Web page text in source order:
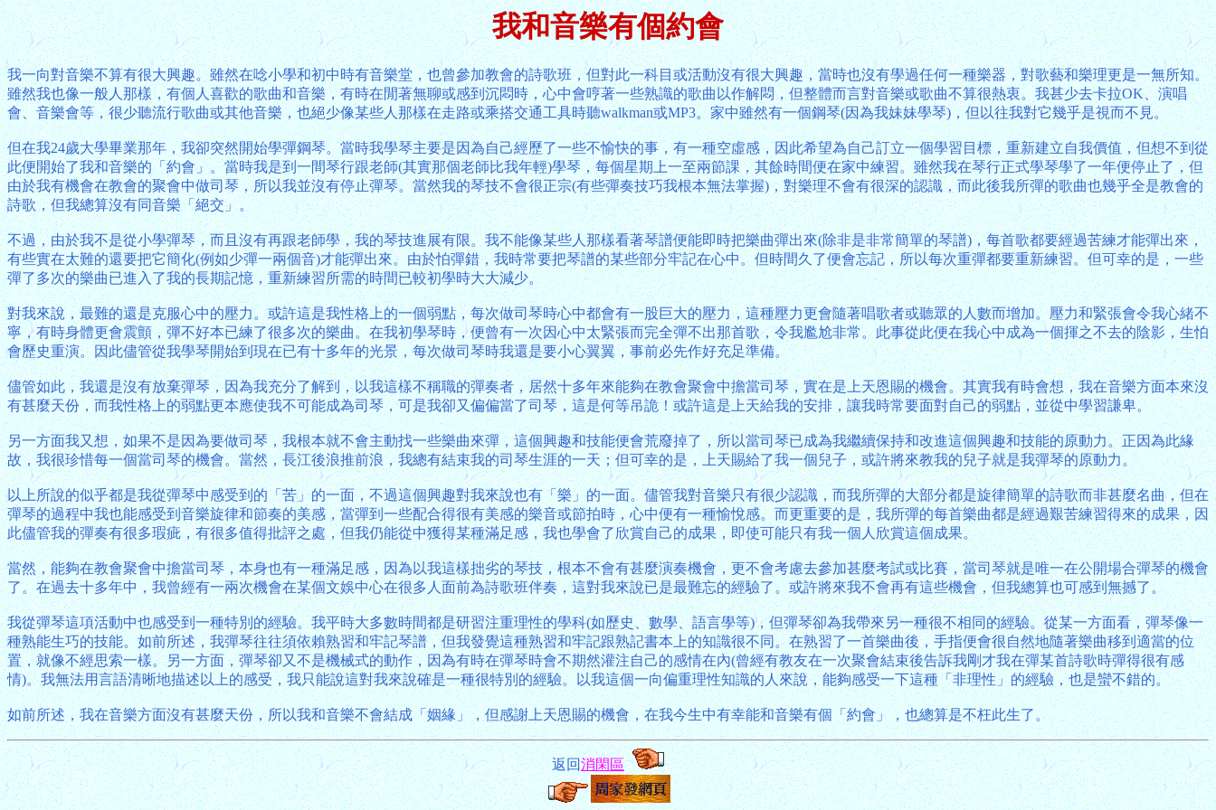
我和音樂有個約會
我一向對音樂不算有很大興趣。雖然在唸小學和初中時有音樂堂，也曾參加教會的詩歌班，但對此一科目或活動沒有很大興趣，當時也沒有學過任何一種樂器，對歌藝和樂理更是一無所知。
雖然我也像一般人那樣，有個人喜歡的歌曲和音樂，有時在閒著無聊或感到沉悶時，心中會哼著一些熟識的歌曲以作解悶，但整體而言對音樂或歌曲不算很熱衷。我甚少去卡拉OK、演唱
會、音樂會等，很少聽流行歌曲或其他音樂，也絕少像某些人那樣在走路或乘搭交通工具時聽walkman或MP3。家中雖然有一個鋼琴(因為我妹妹學琴)，但以往我對它幾乎是視而不見。
但在我24歲大學畢業那年，我卻突然開始學彈鋼琴。當時我學琴主要是因為自己經歷了一些不愉快的事，有一種空虛感，因此希望為自己訂立一個學習目標，重新建立自我價值，但想不到從
此便開始了我和音樂的「約會」。當時我是到一間琴行跟老師(其實那個老師比我年輕)學琴，每個星期上一至兩節課，其餘時間便在家中練習。雖然我在琴行正式學琴學了一年便停止了，但
由於我有機會在教會的聚會中做司琴，所以我並沒有停止彈琴。當然我的琴技不會很正宗(有些彈奏技巧我根本無法掌握)，對樂理不會有很深的認識，而此後我所彈的歌曲也幾乎全是教會的
詩歌，但我總算沒有同音樂「絕交」。
不過，由於我不是從小學彈琴，而且沒有再跟老師學，我的琴技進展有限。我不能像某些人那樣看著琴譜便能即時把樂曲彈出來(除非是非常簡單的琴譜)，每首歌都要經過苦練才能彈出來，
有些實在太難的還要把它簡化(例如少彈一兩個音)才能彈出來。由於怕彈錯，我時常要把琴譜的某些部分牢記在心中。但時間久了便會忘記，所以每次重彈都要重新練習。但可幸的是，一些
彈了多次的樂曲已進入了我的長期記憶，重新練習所需的時間已較初學時大大減少。
對我來說，最難的還是克服心中的壓力。或許這是我性格上的一個弱點，每次做司琴時心中都會有一股巨大的壓力，這種壓力更會隨著唱歌者或聽眾的人數而增加。壓力和緊張會令我心緒不
寧，有時身體更會震顫，彈不好本已練了很多次的樂曲。在我初學琴時，便曾有一次因心中太緊張而完全彈不出那首歌，令我尷尬非常。此事從此便在我心中成為一個揮之不去的陰影，生怕
會歷史重演。因此儘管從我學琴開始到現在已有十多年的光景，每次做司琴時我還是要小心翼翼，事前必先作好充足準備。
儘管如此，我還是沒有放棄彈琴，因為我充分了解到，以我這樣不稱職的彈奏者，居然十多年來能夠在教會聚會中擔當司琴，實在是上天恩賜的機會。其實我有時會想，我在音樂方面本來沒
有甚麼天份，而我性格上的弱點更本應使我不可能成為司琴，可是我卻又偏偏當了司琴，這是何等吊詭！或許這是上天給我的安排，讓我時常要面對自己的弱點，並從中學習謙卑。
另一方面我又想，如果不是因為要做司琴，我根本就不會主動找一些樂曲來彈，這個興趣和技能便會荒廢掉了，所以當司琴已成為我繼續保持和改進這個興趣和技能的原動力。正因為此緣
故，我很珍惜每一個當司琴的機會。當然，長江後浪推前浪，我總有結束我的司琴生涯的一天；但可幸的是，上天賜給了我一個兒子，或許將來教我的兒子就是我彈琴的原動力。
以上所說的似乎都是我從彈琴中感受到的「苦」的一面，不過這個興趣對我來說也有「樂」的一面。儘管我對音樂只有很少認識，而我所彈的大部分都是旋律簡單的詩歌而非甚麼名曲，但在
彈琴的過程中我也能感受到音樂旋律和節奏的美感，當彈到一些配合得很有美感的樂音或節拍時，心中便有一種愉悅感。而更重要的是，我所彈的每首樂曲都是經過艱苦練習得來的成果，因
此儘管我的彈奏有很多瑕疵，有很多值得批評之處，但我仍能從中獲得某種滿足感，我也學會了欣賞自己的成果，即使可能只有我一個人欣賞這個成果。
當然，能夠在教會聚會中擔當司琴，本身也有一種滿足感，因為以我這樣拙劣的琴技，根本不會有甚麼演奏機會，更不會考慮去參加甚麼考試或比賽，當司琴就是唯一在公開場合彈琴的機會
了。在過去十多年中，我曾經有一兩次機會在某個文娛中心在很多人面前為詩歌班伴奏，這對我來說已是最難忘的經驗了。或許將來我不會再有這些機會，但我總算也可感到無撼了。
我從彈琴這項活動中也感受到一種特別的經驗。我平時大多數時間都是研習注重理性的學科(如歷史、數學、語言學等)，但彈琴卻為我帶來另一種很不相同的經驗。從某一方面看，彈琴像一
種熟能生巧的技能。如前所述，我彈琴往往須依賴熟習和牢記琴譜，但我發覺這種熟習和牢記跟熟記書本上的知識很不同。在熟習了一首樂曲後，手指便會很自然地隨著樂曲移到適當的位
置，就像不經思索一樣。另一方面，彈琴卻又不是機械式的動作，因為有時在彈琴時會不期然灌注自己的感情在內(曾經有教友在一次聚會結束後告訴我剛才我在彈某首詩歌時彈得很有感
情)。我無法用言語清晰地描述以上的感受，我只能說這對我來說確是一種很特別的經驗。以我這個一向偏重理性知識的人來說，能夠感受一下這種「非理性」的經驗，也是蠻不錯的。
如前所述，我在音樂方面沒有甚麼天份，所以我和音樂不會結成「姻緣」，但感謝上天恩賜的機會，在我今生中有幸能和音樂有個「約會」，也總算是不枉此生了。
返回消閑區